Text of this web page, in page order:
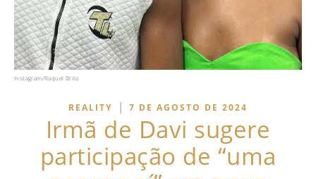
Instagram/Raquel Brito
REALITY | 7 DE AGOSTO DE 2024
Irmã de Davi sugere
participação de “uma